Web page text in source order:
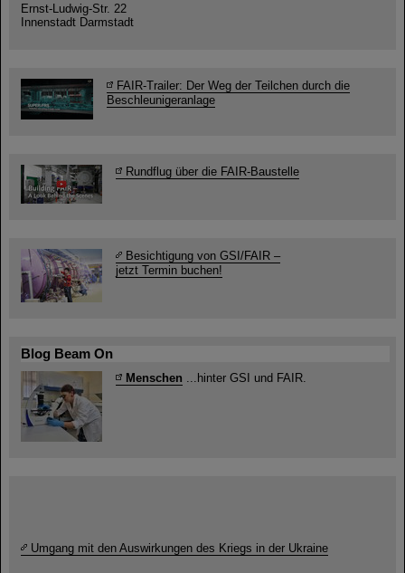
Ernst-Ludwig-Str. 22
Innenstadt Darmstadt
FAIR-Trailer: Der Weg der Teilchen durch die
Beschleunigeranlage
Rundflug über die FAIR-Baustelle
Besichtigung von GSI/FAIR –
jetzt Termin buchen!
Blog Beam On
Menschen ...hinter GSI und FAIR.
Umgang mit den Auswirkungen des Kriegs in der Ukraine